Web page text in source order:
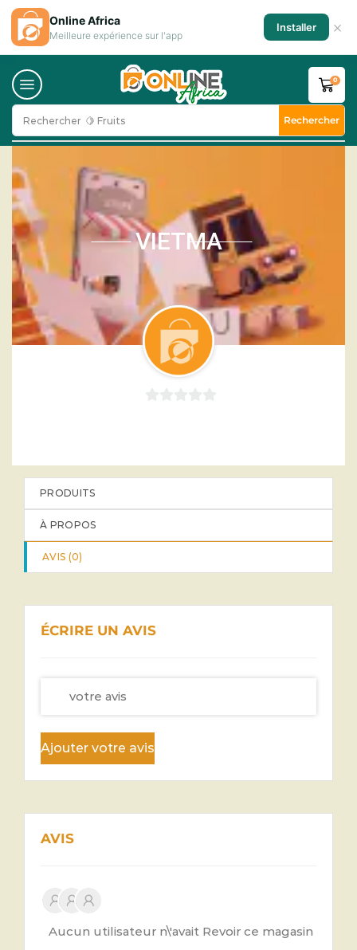
Rechercher 🍋 Fruits Rechercher
0
VIETMA
PRODUITS
À PROPOS
AVIS (0)
ÉCRIRE UN AVIS
Ajouter votre avis
AVIS
Aucun utilisateur n\'avait Revoir ce magasin
Online Africa
Meilleure expérience sur l'app
Installer ×